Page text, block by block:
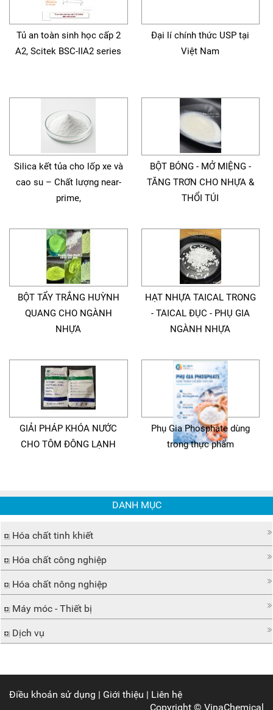
Tủ an toàn sinh học cấp 2
A2, Scitek BSC-IIA2 series
Đại lí chính thức USP tại
Việt Nam
Silica kết tủa cho lốp xe và
cao su – Chất lượng near-
prime,
BỘT BÓNG - MỞ MIỆNG -
TĂNG TRƠN CHO NHỰA &
THỔI TÚI
BỘT TẨY TRẮNG HUỲNH
QUANG CHO NGÀNH
NHỰA
HẠT NHỰA TAICAL TRONG
- TAICAL ĐỤC - PHỤ GIA
NGÀNH NHỰA
GIẢI PHÁP KHÓA NƯỚC
CHO TÔM ĐÔNG LẠNH
Phụ Gia Phosphate dùng
trong thực phẩm
DANH MỤC
Hóa chất tinh khiết
Hóa chất công nghiệp
Hóa chất nông nghiệp
Máy móc - Thiết bị
Dịch vụ
Điều khoản sử dụng | Giới thiệu | Liên hệ
Copyright © VinaChemical